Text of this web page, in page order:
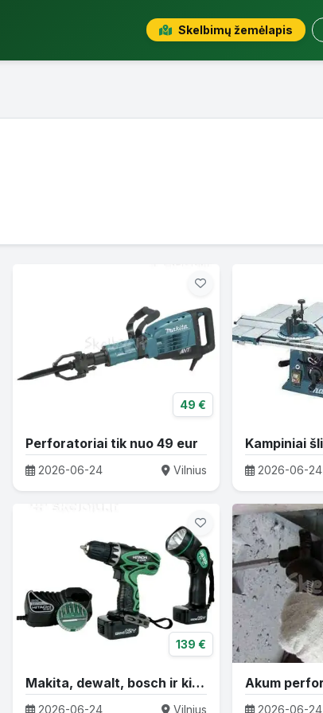
Skelbimų žemėlapis
49 €
Perforatoriai tik nuo 49 eur
2026-06-24 Vilnius 2026-06-24
139 €
Makita, dewalt, bosch ir kiti akum komplektai
2026-06-24 Vilnius 2026-06-24